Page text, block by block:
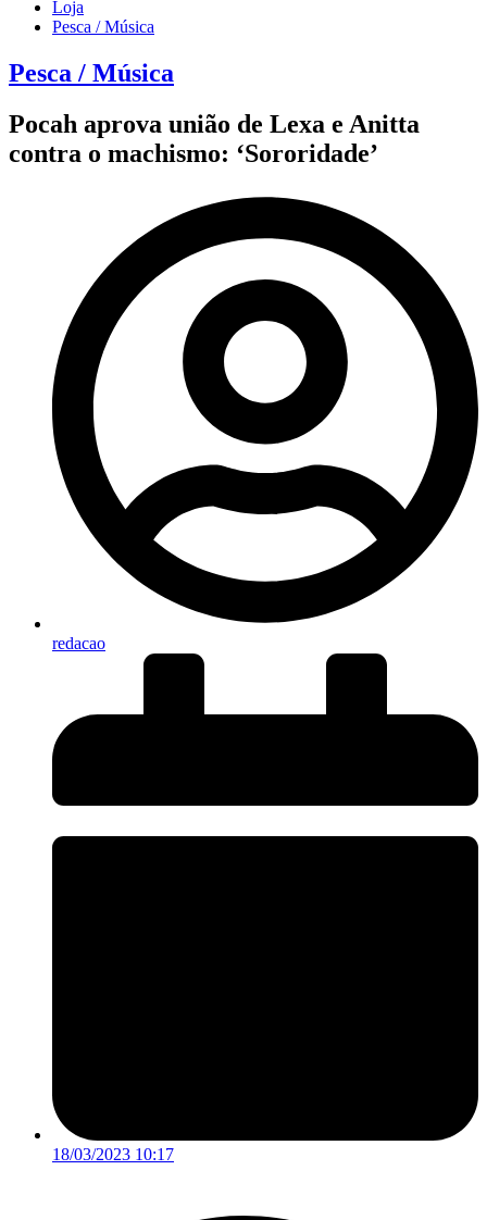
Loja
Pesca / Música
Pesca / Música
Pocah aprova união de Lexa e Anitta
contra o machismo: ‘Sororidade’
redacao
18/03/2023 10:17